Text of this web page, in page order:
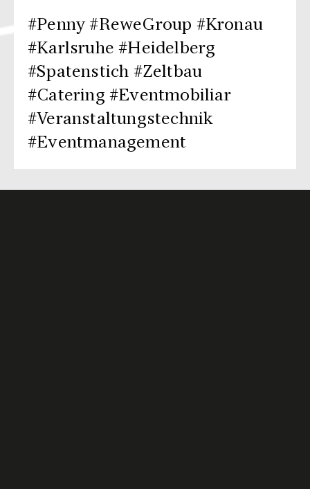
#Penny #ReweGroup #Kronau
#Karlsruhe #Heidelberg
#Spatenstich #Zeltbau
#Catering #Eventmobiliar
#Veranstaltungstechnik
#Eventmanagement